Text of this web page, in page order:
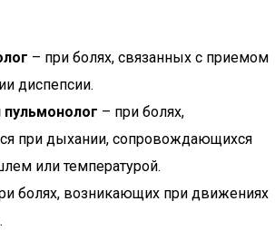
– при болях, связанных с приемом
диспепсии.
пульмонолог – при болях,
при дыхании, сопровождающихся
или температурой.
болях, возникающих при движениях